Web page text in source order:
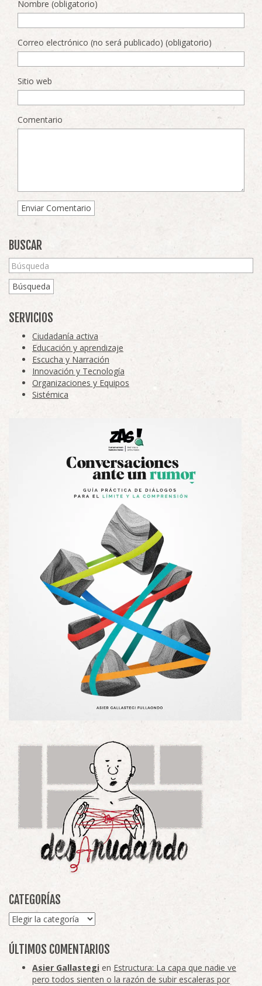
Nombre (obligatorio)
Correo electrónico (no será publicado) (obligatorio)
Sitio web
Comentario
BUSCAR
Búsqueda
SERVICIOS
Ciudadanía activa
Educación y aprendizaje
Escucha y Narración
Innovación y Tecnología
Organizaciones y Equipos
Sistémica
CATEGORÍAS
Categorías
ÚLTIMOS COMENTARIOS
Asier Gallastegi en Estructura: La capa que nadie ve
pero todos sienten o la razón de subir escaleras por